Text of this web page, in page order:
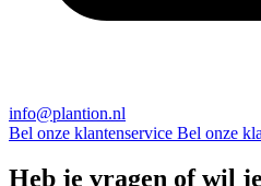
info@plantion.nl
Bel onze klantenservice Bel onze
Heb je vragen of wil